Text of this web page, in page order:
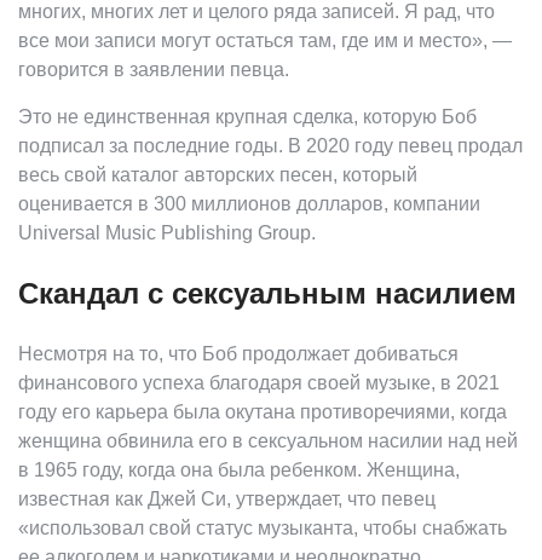
многих, многих лет и целого ряда записей. Я рад, что
все мои записи могут остаться там, где им и место», —
говорится в заявлении певца.
Это не единственная крупная сделка, которую Боб
подписал за последние годы. В 2020 году певец продал
весь свой каталог авторских песен, который
оценивается в 300 миллионов долларов, компании
Universal Music Publishing Group.
Скандал с сексуальным насилием
Несмотря на то, что Боб продолжает добиваться
финансового успеха благодаря своей музыке, в 2021
году его карьера была окутана противоречиями, когда
женщина обвинила его в сексуальном насилии над ней
в 1965 году, когда она была ребенком. Женщина,
известная как Джей Си, утверждает, что певец
«использовал свой статус музыканта, чтобы снабжать